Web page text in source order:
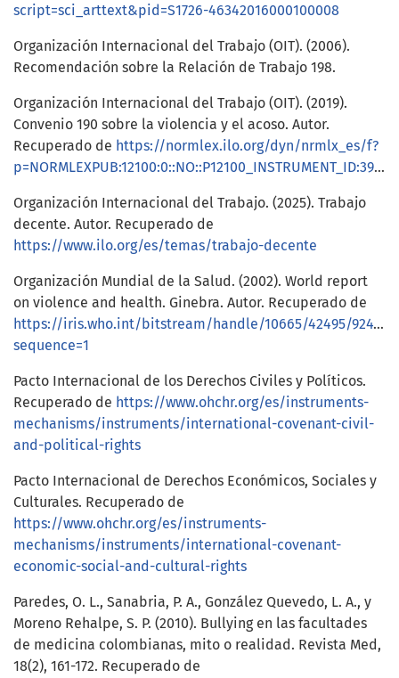
script=sci_arttext&pid=S1726-46342016000100008
Organización Internacional del Trabajo (OIT). (2006).
Recomendación sobre la Relación de Trabajo 198.
Organización Internacional del Trabajo (OIT). (2019).
Convenio 190 sobre la violencia y el acoso. Autor.
Recuperado de https://normlex.ilo.org/dyn/nrmlx_es/f?
p=NORMLEXPUB:12100:0::NO::P12100_INSTRUMENT_ID:3999810
Organización Internacional del Trabajo. (2025). Trabajo
decente. Autor. Recuperado de
https://www.ilo.org/es/temas/trabajo-decente
Organización Mundial de la Salud. (2002). World report
on violence and health. Ginebra. Autor. Recuperado de
https://iris.who.int/bitstream/handle/10665/42495/
sequence=1
Pacto Internacional de los Derechos Civiles y Políticos.
Recuperado de https://www.ohchr.org/es/instruments-
mechanisms/instruments/international-covenant-civil-
and-political-rights
Pacto Internacional de Derechos Económicos, Sociales y
Culturales. Recuperado de
https://www.ohchr.org/es/instruments-
mechanisms/instruments/international-covenant-
economic-social-and-cultural-rights
Paredes, O. L., Sanabria, P. A., González Quevedo, L. A., y
Moreno Rehalpe, S. P. (2010). Bullying en las facultades
de medicina colombianas, mito o realidad. Revista Med,
18(2), 161-172. Recuperado de